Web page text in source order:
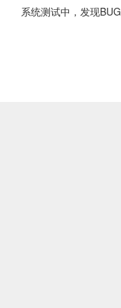
系统测试中，发现